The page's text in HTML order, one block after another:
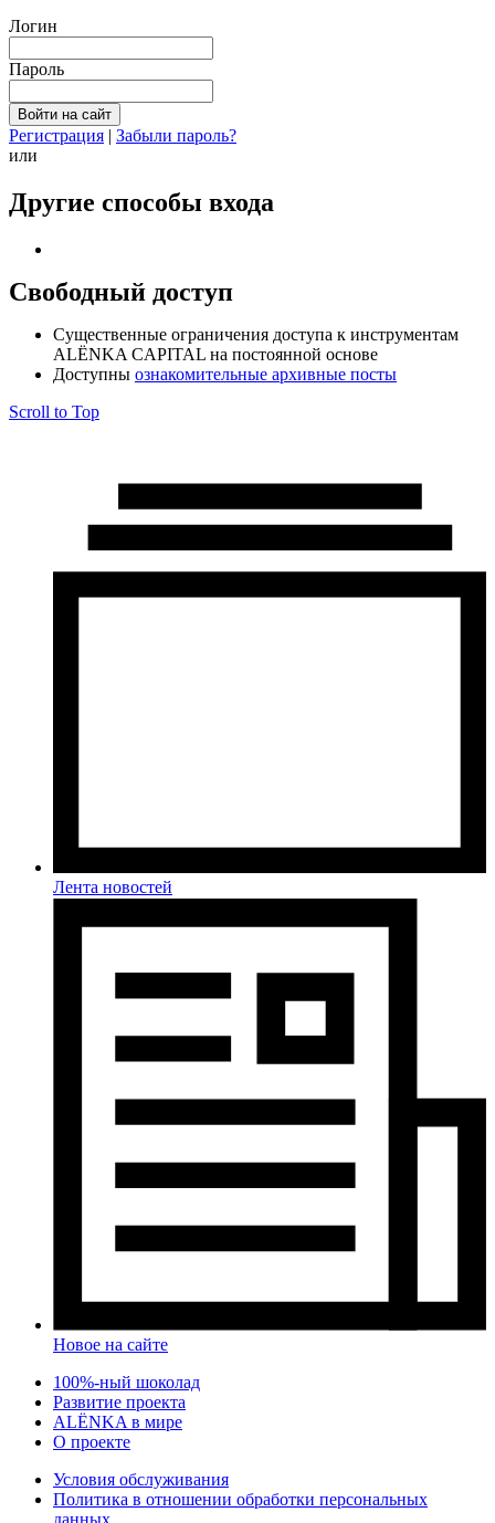
Логин
Пароль
Регистрация | Забыли пароль?
или
Другие способы входа
Свободный доступ
Cущественные ограничения доступа к инструментам
ALЁNKA CAPITAL на постоянной основе
Доступны ознакомительные архивные посты
Scroll to Top
Лента новостей
Новое на сайте
100%-ный шоколад
Развитие проекта
ALЁNKA в мире
О проекте
Условия обслуживания
Политика в отношении обработки персональных
данных